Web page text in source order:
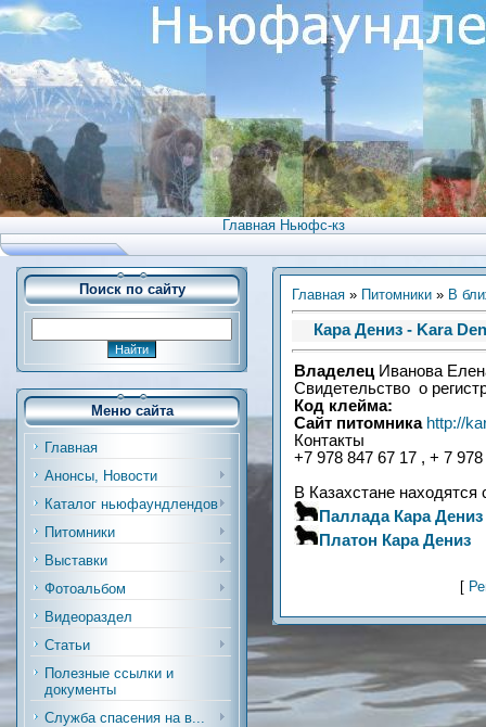
Главная Ньюфс-кз
Поиск по сайту
Меню сайта
Главная
Анонсы, Новости
Каталог ньюфаундлендов
Питомники
Выставки
Фотоальбом
Видеораздел
Статьи
Полезные ссылки и
документы
Служба спасения на в...
Главная » Питомники » В
Кара Дениз - Kara
Владелец Иванова
Свидетельство о
Код клейма:
Сайт питомника http://
Контакты
+7 978 847 67 17 , + 7
В Казахстане находятся
Паллада Кара Дениз
Платон Кара Дениз
[